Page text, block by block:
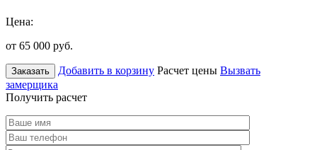
Цена:
от 65 000 руб.
Заказать Добавить в корзину Расчет цены Вызвать
замерщика
Получить расчет